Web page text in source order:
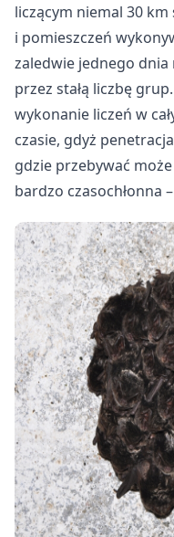
liczącym niemal 30
i pomieszczeń
zaledwie jednego
przez stałą liczbę
wykonanie liczeń w
czasie, gdyż
gdzie przebywać
bardzo czasochłonna